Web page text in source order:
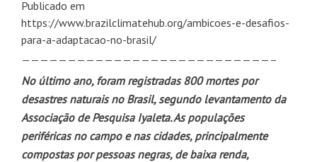
Publicado em
https://www.brazilclimatehub.org/ambicoes-e-desafios-
para-a-adaptacao-no-brasil/
———————————————————————————–
No último ano, foram registradas 800 mortes por
desastres naturais no Brasil, segundo levantamento da
Associação de Pesquisa Iyaleta. As populações
periféricas no campo e nas cidades, principalmente
compostas por pessoas negras, de baixa renda,